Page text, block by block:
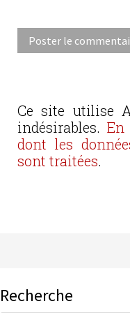
Ce site utilise
indésirables. En
dont les
sont traitées.
Recherche